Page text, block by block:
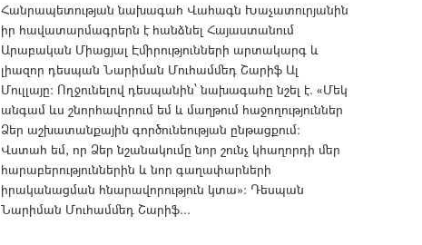
Հանրապետության նախագահ Վահագն Խաչատուրյանին
իր հավատարմագրերն է հանձնել Հայաստանում
Արաբական Միացյալ Էմիրությունների արտակարգ և
լիազոր դեսպան Նարիման Մուհամմեդ Շարիֆ Ալ
Մուլլայը: Ողջունելով դեսպանին՝ նախագահը նշել է. «Մեկ
անգամ ևս շնորհավորում եմ և մաղթում հաջողություններ
Ձեր աշխատանքային գործունեության ընթացքում:
Վստահ եմ, որ Ձեր նշանակումը նոր շունչ կհաղորդի մեր
հարաբերություններին և նոր գաղափարների
իրականացման հնարավորություն կտա»: Դեսպան
Նարիման Մուհամմեդ Շարիֆ...